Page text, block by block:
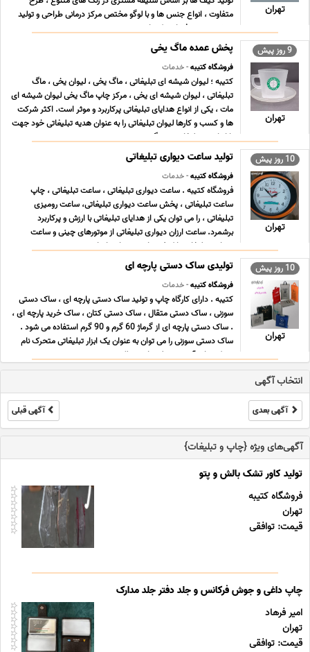
تهران
متفاوت ، انواع جنس ها و با لوگو مختص مرکز درمانی طراحی و تولید
میشود. توجه فرمایید که با توجه ب ... ...
9 روز پیش
تهران
پخش عمده ماگ یخی
فروشگاه کتیبه- خدمات
کتیبه ؛ لیوان شیشه ای تبلیغاتی ، ماگ یخی ، لیوان یخی ، ماگ
تبلیغاتی ، لیوان شیشه ای یخی ، مرکز چاپ ماگ یخی لیوان شیشه ای
مات ، یکی از انواع هدایای تبلیغاتی پرکاربرد و موثر است. اکثر شرکت
ها و کسب و کارها لیوان تبلیغاتی را به عنوان هدیه تبلیغاتی خود جهت
بازاریابی و تبلیغات برمی گ ... ...
10 روز پیش
تهران
تولید ساعت دیواری تبلیغاتی
فروشگاه کتیبه- خدمات
فروشگاه کتیبه . ساعت دیواری تبلیغاتی ، ساعت تبلیغاتی ، چاپ
ساعت تبلیغاتی ، پخش ساعت دیواری تبلیغاتی، ساعت رومیزی
تبلیغاتی ، را می توان یکی از هدایای تبلیغاتی با ارزش و پرکاربرد
برشمرد. ساعت ارزان دیواری تبلیغاتی از موتورهای چینی و ساعت
دیواری تبلیغاتی با کیفیت از موتورهای تایوان ... ...
10 روز پیش
تهران
تولیدی ساک دستی پارچه ای
فروشگاه کتیبه- خدمات
کتیبه . دارای کارگاه چاپ و تولید ساک دستی پارچه ای ، ساک دستی
سوزنی ، ساک دستی متقال ، ساک دستی کتان ، ساک خرید پارچه ای ،
. ساک دستی پارچه ای از گرماژ 60 گرم و 90 گرم استفاده می شود .
ساک دستی سوزنی را می توان به عنوان یک ابزار تبلیغاتی متحرک نام
برد که چاپ آن به وسیله چاپ سیلک ... ...
انتخاب آگهی
آگهی بعدی آگهی قبلی
آگهی‌های ویژه {چاپ و تبلیغات}
تولید کاور تشک بالش و پتو
فروشگاه کتیبه
تهران
قیمت: توافقی
چاپ داغی و جوش فرکانس و جلد دفتر جلد مدارک
امیر فرهاد
تهران
قیمت: توافقی